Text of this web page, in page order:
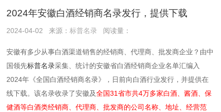
2024年安徽白酒经销商名录发行，提供下载
2024-04-02 来源：标普名录 阅读量：
安徽有多少从事白酒渠道销售的经销商、代理商、批发商企业？由中
国领先标普名录采集、统计的安徽省白酒经销商企业名单汇编入
2024年《全国白酒经销商名录》，日前向白酒行业发行，并提供在
线下载。该名录收录了安徽及全国31省市共4万多家白酒、酱酒、保
健酒等白酒类经销商、代理商、批发商的公司名称、地址、经营范